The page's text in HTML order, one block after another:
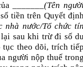
_______(Tên
số tiền trên Quyết
nhà nước/Tổ chức
lại sau khi trừ đi số
theo dõi, trích
người nộp thuế